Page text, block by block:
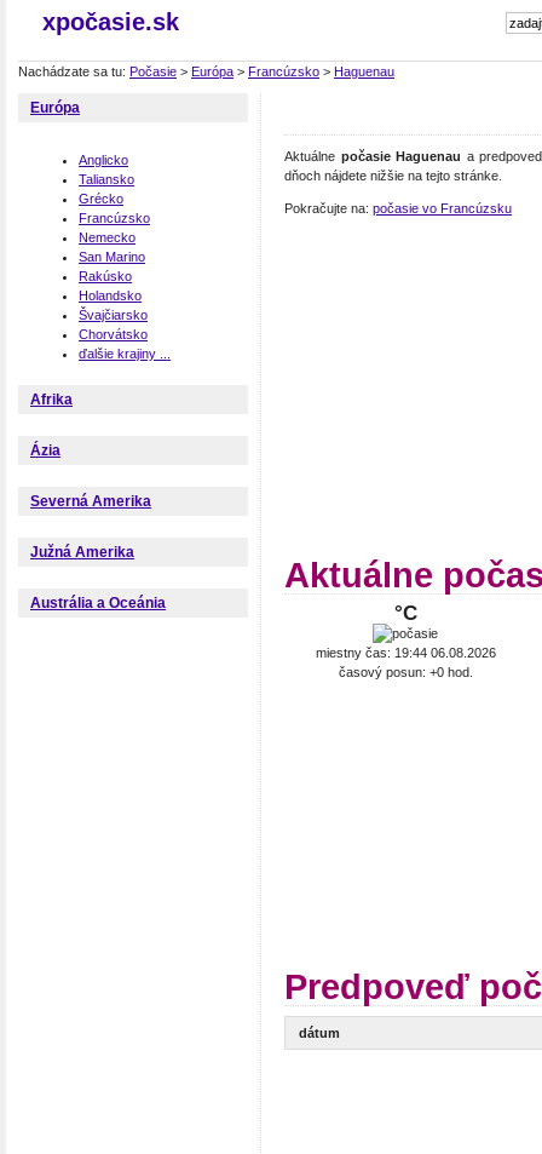
xpočasie.sk
Nachádzate sa tu: Počasie > Európa > Francúzsko > Haguenau
Európa
Anglicko
Taliansko
Grécko
Francúzsko
Nemecko
San Marino
Rakúsko
Holandsko
Švajčiarsko
Chorvátsko
ďalšie krajiny ...
Afrika
Ázia
Severná Amerika
Južná Amerika
Austrália a Oceánia
Aktuálne počasie Haguenau a
dňoch nájdete nižšie na tejto stránke.
Pokračujte na: počasie vo Francúzsku
Aktuálne
°C
miestny čas: 19:44 06.08.2026
časový posun: +0 hod.
Predpoveď
dátum